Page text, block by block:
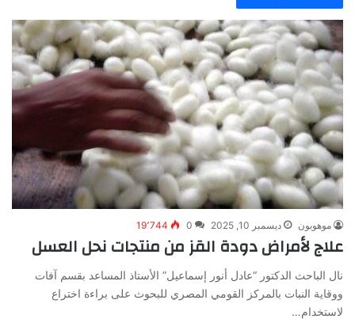
موهوبون ديسمبر 10, 2025 0 19٬744
علاج لأمراض دودة القز من منتجات نحل العسل
نال الباحث الدكتور “عادل أنور إسماعيل” الأستاذ المساعد بقسم آفات
ووقاية النبات بالمركز القومي المصري للبحوث على براءة اختراع
لاستخدام…